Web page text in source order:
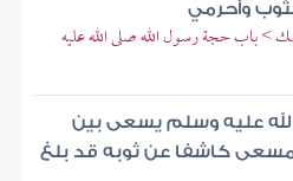
وأحرمي
> باب حجة رسول الله صلى الله عليه
عليه وسلم يسعى بين
كاشفا عن ثوبه قد بلغ